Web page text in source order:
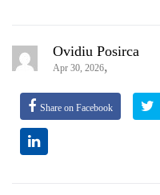
Ovidiu Posirca
Apr 30, 2026,
Share on Facebook